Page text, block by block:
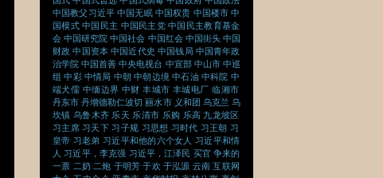
中国教父习近平 中国无眠 中国权贵 中国楼市 中
国模式 中国民主 中国民主党 中国民主教育基金
会 中国研究院 中国社会 中国红会 中国街头 中国
财政 中国资本 中国近代史 中国钱局 中国青年政
治学院 中国首善 中央电视台 中宣部 中山市 中巡
组 中彩 中情局 中朝 中朝边境 中石油 中科院 中
端犬儒 中缅边界 中财 丰城市 丰城电厂 临湘市
丹东市 丹增德勒仁波切 丽水市 义和团 乌克兰 乌
坎镇 乌鲁木齐 乐天 乐清市 乐购 乐高 九龙坡区
习主席 习天下 习子规 习思想 习时代 习王朝 习
皇帝 习老弟 习近平和他的六个女人 习近平和情
人 习近平，李克强 习近平，江泽民 买官 争来的
一票 二奶 二炮 于明芳 于欢 于泓源 云南 互联网